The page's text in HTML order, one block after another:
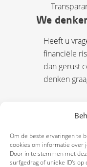
Om de beste ervaringen te
cookies om informatie over
Door in te stemmen met
surfgedrag of unieke ID's
We
Heeft u
financiële
dan gerust
denken